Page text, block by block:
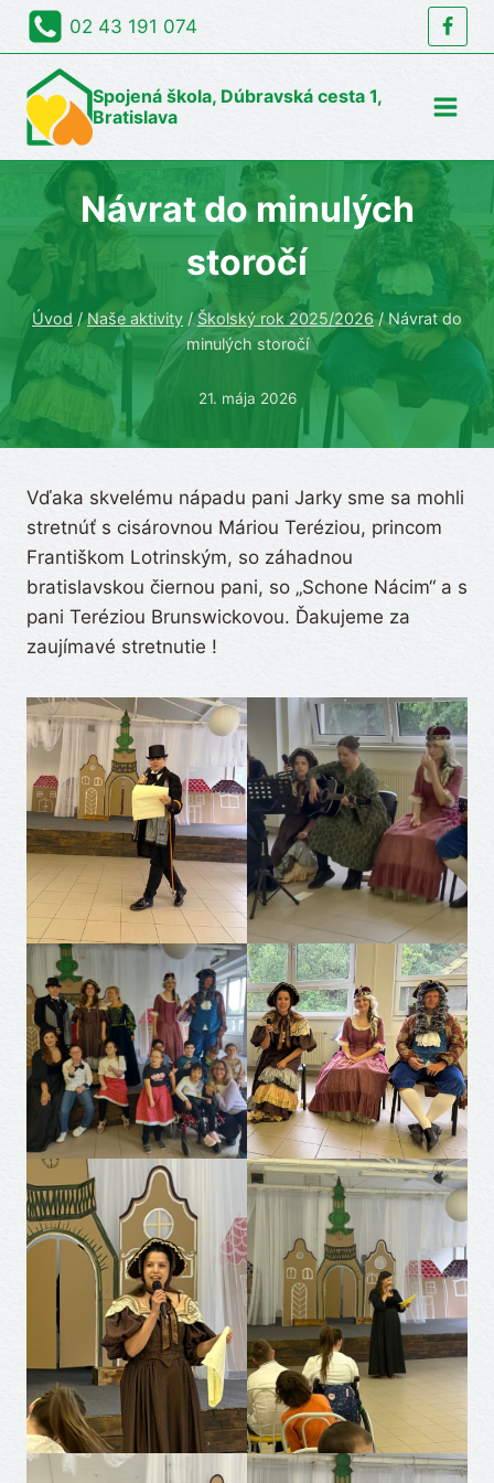
Skip
content
02 43 191 074
Spojená škola, Dúbravská cesta 1,
Bratislava
Návrat do minulých
storočí
Úvod /Naše aktivity /Školský rok 2025/2026/Návrat do
minulých storočí
21. mája 2026
Vďaka skvelému nápadu pani Jarky sme sa mohli
stretnúť s cisárovnou Máriou Teréziou, princom
Františkom Lotrinským, so záhadnou
bratislavskou čiernou pani, so „Schone Nácim“ a s
pani Teréziou Brunswickovou. Ďakujeme za
zaujímavé stretnutie !